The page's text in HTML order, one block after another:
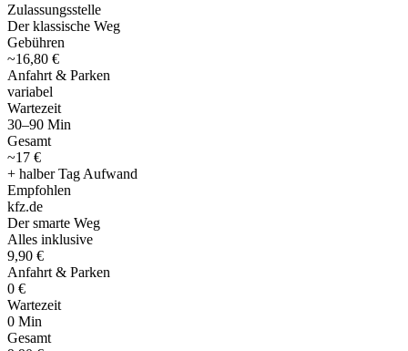
Zulassungsstelle
Der klassische Weg
Gebühren
~16,80 €
Anfahrt & Parken
variabel
Wartezeit
30–90 Min
Gesamt
~17 €
+ halber Tag Aufwand
Empfohlen
kfz.de
Der smarte Weg
Alles inklusive
9,90 €
Anfahrt & Parken
0 €
Wartezeit
0 Min
Gesamt